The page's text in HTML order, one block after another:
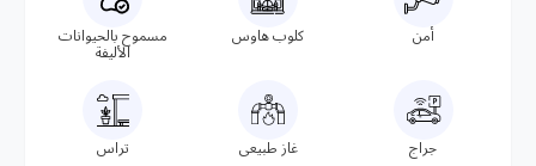
أمن كلوب هاوس
مسموح بالحيوانات
الأليفة
جراج غاز طبيعى تراس